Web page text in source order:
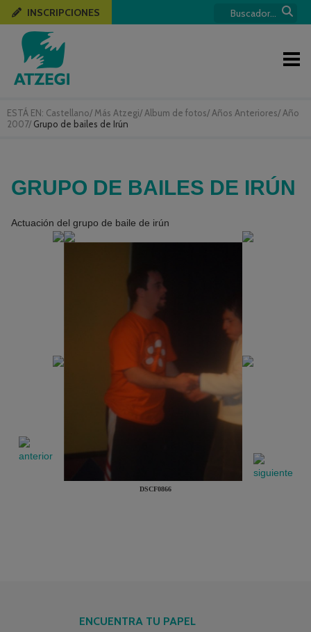
ESTÁ EN: Castellano/ Más Atzegi/ Album de fotos/ Años Anteriores/ Año
2007/ Grupo de bailes de Irún
INSCRIPCIONES
GRUPO DE BAILES DE IRÚN
Actuación del grupo de baile de irún
DSCF0866
ENCUENTRA TU PAPEL